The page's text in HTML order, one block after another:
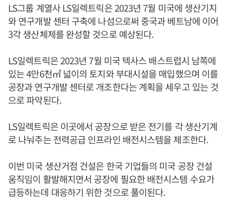
LS그룹 계열사 LS일렉트릭은 2023년 7월 미국에 생산기지
와 연구개발 센터 구축에 나섬으로써 중국과 베트남에 이어
3각 생산체제를 완성할 것으로 예상된다.
LS일렉트릭은 2023년 7월 미국 텍사스 배스트럽시 남쪽에
있는 4만6천㎡ 넓이의 토지와 부대시설을 매입했으며 이를
공장과 연구개발 센터로 개조한다는 계획을 세우고 있는 것
으로 파악된다.
LS일렉트릭은 이곳에서 공장으로 받은 전기를 각 생산기계
로 나눠주는 전력공급 인프라인 배전시스템을 제조한다.
이번 미국 생산거점 건설은 한국 기업들의 미국 공장 건설
움직임이 활발해지면서 공장에 필요한 배전시스템 수요가
급등하는데 대응하기 위한 것으로 풀이된다.